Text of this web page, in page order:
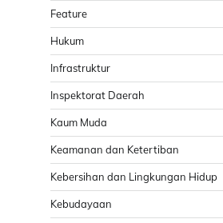
Feature
Hukum
Infrastruktur
Inspektorat Daerah
Kaum Muda
Keamanan dan Ketertiban
Kebersihan dan Lingkungan Hidup
Kebudayaan